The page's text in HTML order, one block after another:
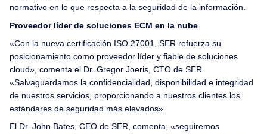
normativo en lo que respecta a la seguridad de la información.
Proveedor líder de soluciones ECM en la nube
«Con la nueva certificación ISO 27001, SER refuerza su
posicionamiento como proveedor líder y fiable de soluciones
cloud», comenta el Dr. Gregor Joeris, CTO de SER.
«Salvaguardamos la confidencialidad, disponibilidad e integridad
de nuestros servicios, proporcionando a nuestros clientes los
estándares de seguridad más elevados».
El Dr. John Bates, CEO de SER, comenta, «seguiremos